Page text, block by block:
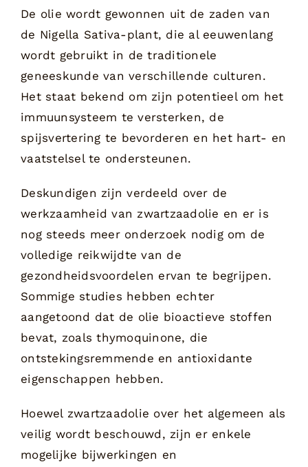
De olie wordt gewonnen uit de zaden van
de Nigella Sativa-plant, die al eeuwenlang
wordt gebruikt in de traditionele
geneeskunde van verschillende culturen.
Het staat bekend om zijn potentieel om het
immuunsysteem te versterken, de
spijsvertering te bevorderen en het hart- en
vaatstelsel te ondersteunen.
Deskundigen zijn verdeeld over de
werkzaamheid van zwartzaadolie en er is
nog steeds meer onderzoek nodig om de
volledige reikwijdte van de
gezondheidsvoordelen ervan te begrijpen.
Sommige studies hebben echter
aangetoond dat de olie bioactieve stoffen
bevat, zoals thymoquinone, die
ontstekingsremmende en antioxidante
eigenschappen hebben.
Hoewel zwartzaadolie over het algemeen als
veilig wordt beschouwd, zijn er enkele
mogelijke bijwerkingen en